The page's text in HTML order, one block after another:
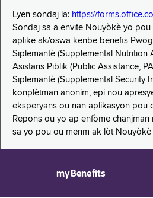
Lyen sondaj la: https://
Sondaj sa a envite Nouyòkè yo
aplike ak/oswa kenbe benefis
Siplemantè (Supplemental Nutrition
Asistans Piblik (Public Assistance,
Siplemantè (Supplemental Security
konplètman anonim, epi nou
eksperyans ou nan aplikasyon pou
Repons ou yo ap enfòme chanjman
sa yo pou ou menm ak lòt Nouyòkè
myBenefits